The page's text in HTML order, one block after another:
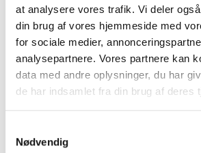
at analysere vores trafik. Vi deler
din brug af vores hjemmeside med
for sociale medier,
analysepartnere. Vores partnere kan
data med andre oplysninger, du har
de har indsamlet fra din brug af deres
Nødvendig
KURSUSSEKRETÆR
ELSEBETH
CHRISTIANSEN
T: 25503827